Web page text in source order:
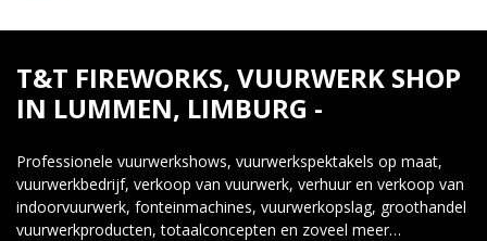
T&T FIREWORKS, VUURWERK SHOP
IN LUMMEN, LIMBURG -
Professionele vuurwerkshows, vuurwerkspektakels op maat,
vuurwerkbedrijf, verkoop van vuurwerk, verhuur en verkoop van
indoorvuurwerk, fonteinmachines, vuurwerkopslag, groothandel
vuurwerkproducten, totaalconcepten en zoveel meer…